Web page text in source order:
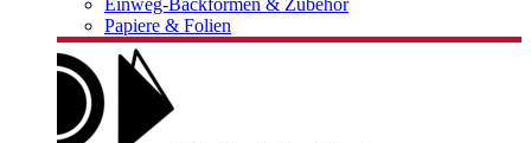
Einweg-Backformen & Zubehör
Papiere & Folien